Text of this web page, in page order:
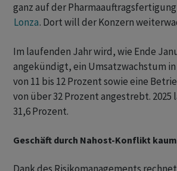
ganz auf der Pharmaauftragsfertigung
Lonza. Dort will der Konzern
Im laufenden Jahr wird, wie Ende
angekündigt, ein Umsatzwachstum
von 11 bis 12 Prozent sowie eine
von über 32 Prozent angestrebt. 2025
31,6 Prozent.
Geschäft durch Nahost-Konflikt